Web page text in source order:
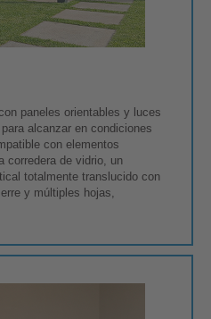
con paneles orientables y luces
alcanzar en condiciones
con elementos
corredera de vidrio, un
totalmente translucido con
y múltiples hojas,